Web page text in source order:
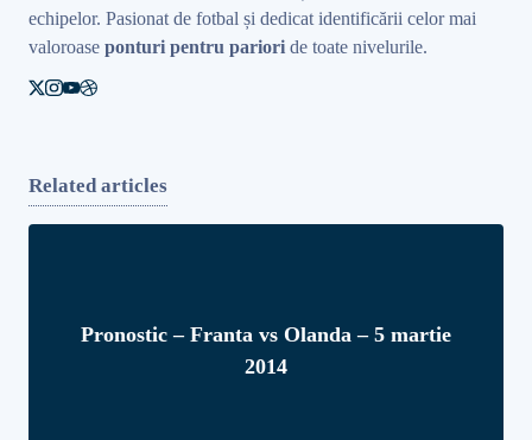
echipelor. Pasionat de fotbal și dedicat identificării celor mai
valoroase ponturi pentru pariori de toate nivelurile.
Related articles
Pronostic – Franta vs Olanda – 5 martie
2014